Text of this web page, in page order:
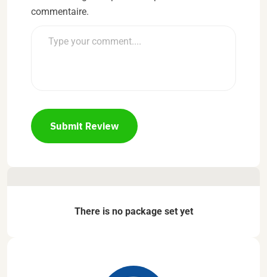
commentaire.
Submit Review
There is no package set yet